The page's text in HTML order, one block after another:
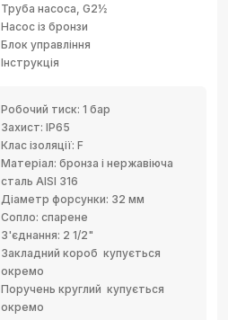
Труба насоса, G2½
Насос із бронзи
Блок управління
Інструкція
Робочий тиск: 1 бар
Захист: IP65
Клас ізоляції: F
Матеріал: бронза і нержавіюча
сталь AISI 316
Діаметр форсунки: 32 мм
Сопло: спарене
З'єднання: 2 1/2"
Закладний короб купується
окремо
Поручень круглий купується
окремо